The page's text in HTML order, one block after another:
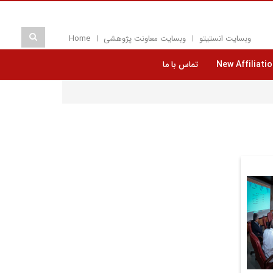
وبسایت انستیتو وبسایت معاونت پژوهشی Home
New
تماس با ما